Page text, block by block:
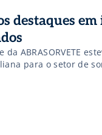
destaques
da ABRASORVETE
para o setor de